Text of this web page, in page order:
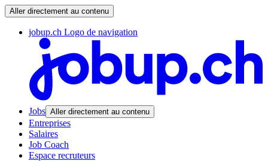
Aller directement au contenu
jobup.ch Logo de navigation
Jobs Aller directement au contenu
Entreprises
Salaires
Job Coach
Espace recruteurs